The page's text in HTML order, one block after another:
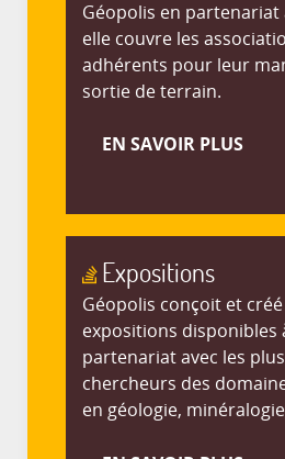
Géopolis en partenariat
elle couvre les
adhérents pour leur
sortie de terrain.
EN SAVOIR PLUS
Expositions
Géopolis conçoit et créé
expositions disponibles
partenariat avec les
chercheurs des
en géologie,